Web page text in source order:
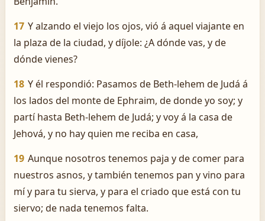
17 Y alzando el viejo los ojos, vió á aquel viajante en
la plaza de la ciudad, y díjole: ¿A dónde vas, y de
dónde vienes?
18 Y él respondió: Pasamos de Beth-lehem de Judá á
los lados del monte de Ephraim, de donde yo soy; y
partí hasta Beth-lehem de Judá; y voy á la casa de
Jehová, y no hay quien me reciba en casa,
19 Aunque nosotros tenemos paja y de comer para
nuestros asnos, y también tenemos pan y vino para
mí y para tu sierva, y para el criado que está con tu
siervo; de nada tenemos falta.